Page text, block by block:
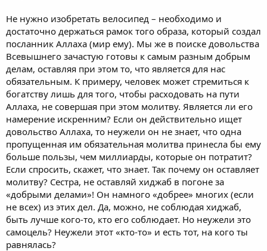
Не нужно изобретать велосипед – необходимо и
достаточно держаться рамок того образа, который создал
посланник Аллаха (мир ему). Мы же в поиске довольства
Всевышнего зачастую готовы к самым разным добрым
делам, оставляя при этом то, что является для нас
обязательным. К примеру, человек может стремиться к
богатству лишь для того, чтобы расходовать на пути
Аллаха, не совершая при этом молитву. Является ли его
намерение искренним? Если он действительно ищет
довольство Аллаха, то неужели он не знает, что одна
пропущенная им обязательная молитва принесла бы ему
больше пользы, чем миллиарды, которые он потратит?
Если спросить, скажет, что знает. Так почему он оставляет
молитву? Сестра, не оставляй хиджаб в погоне за
«добрыми делами»! Он намного «добрее» многих (если
не всех) из этих дел. Да, можно, не соблюдая хиджаб,
быть лучше кого-то, кто его соблюдает. Но неужели это
самоцель? Неужели этот «кто-то» и есть тот, на кого ты
равнялась?